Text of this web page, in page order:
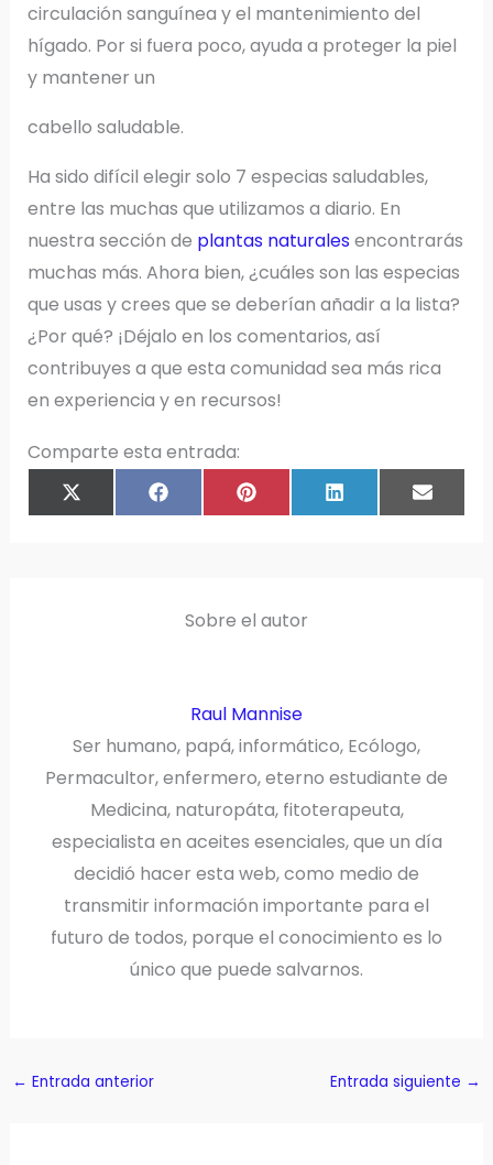
circulación sanguínea y el mantenimiento del
hígado. Por si fuera poco, ayuda a proteger la piel
y mantener un
cabello saludable.
Ha sido difícil elegir solo 7 especias saludables,
entre las muchas que utilizamos a diario. En
nuestra sección de plantas naturalesencontrarás
muchas más. Ahora bien, ¿cuáles son las especias
que usas y crees que se deberían añadir a la lista?
¿Por qué? ¡Déjalo en los comentarios, así
contribuyes a que esta comunidad sea más rica
en experiencia y en recursos!
Comparte esta entrada:
COMPARTIR
EN
X
T
COMPARTIR
F
C
COMPARTIR
P
N
COMPARTIR
EN
L
N
E
A
Sobre el autor
Raul Mannise
Ser humano, papá, informático, Ecólogo,
Permacultor, enfermero, eterno estudiante de
Medicina, naturopáta, fitoterapeuta,
especialista en aceites esenciales, que un día
decidió hacer esta web, como medio de
transmitir información importante para el
futuro de todos, porque el conocimiento es lo
único que puede salvarnos.
← Entrada anterior Entrada siguiente →